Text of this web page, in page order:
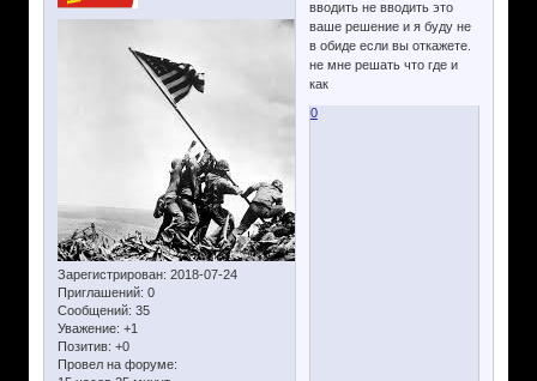
Зарегистрирован: 2018-07-24
Приглашений: 0
Сообщений: 35
Уважение: +1
Позитив: +0
Провел на форуме:
вводить не вводить это
ваше решение и я буду не
в обиде если вы откажете.
не мне решать что где и
как
0